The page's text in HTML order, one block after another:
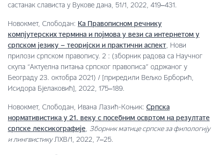
састанак слависта у Вукове дана, 51/1, 2022, 419‒431.
Новокмет, Слободан: Ка Правописном речнику
компјутерских термина и појмова у вези са интернетом у
српском језику – теоријски и практични аспект, Нови
прилози српском правопису. 2 : (зборник радова са Научног
скупа “Актуелна питања српског правописа” одржаног у
Београду 23. октобра 2021) / [приредили Вељко Брборић,
Исидора Бјелаковић], 2022, 175‒189.
Новокмет, Слободан, Ивана Лазић-Коњик: Српска
нормативистика у 21. веку с посебним освртом на резултате
српске лексикографије, Зборник матице српске за филологију
и лингвистикуЛXВ/1, 2022, 7‒25.